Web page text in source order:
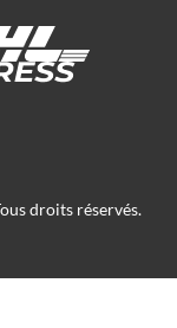
droits réservés.